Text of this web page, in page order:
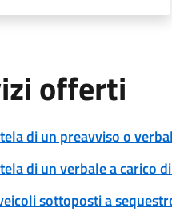
offerti
di un preavviso o
di un verbale a carico
sottoposti a